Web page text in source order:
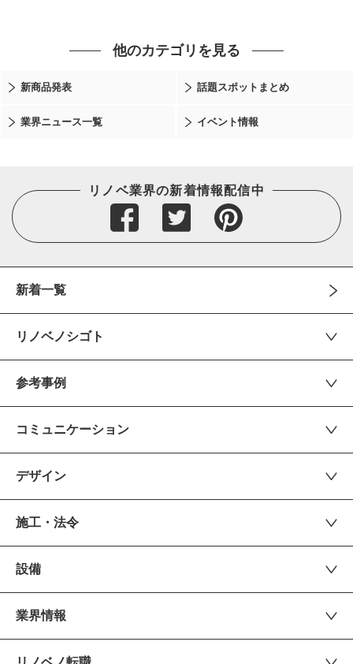
他のカテゴリを見る
新商品発表 話題スポットまとめ
業界ニュース一覧 イベント情報
リノベ業界の新着情報配信中
新着一覧
リノベノシゴト
参考事例
コミュニケーション
デザイン
施工・法令
設備
業界情報